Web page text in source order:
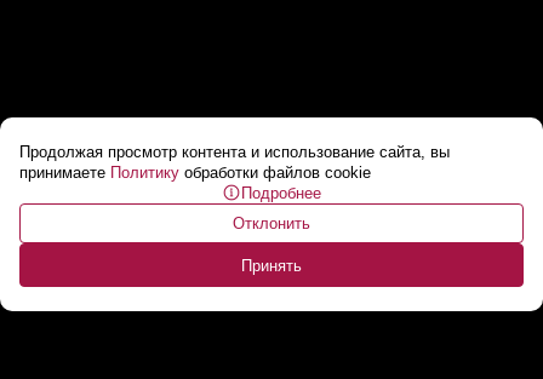
Продолжая просмотр контента и использование сайта, вы
принимаете Политику обработки файлов cookie
Подробнее
Отклонить
Принять
Захарова: Ереван собирается сидеть на
двух стульях! // За что НЕ БУДЕТ платить